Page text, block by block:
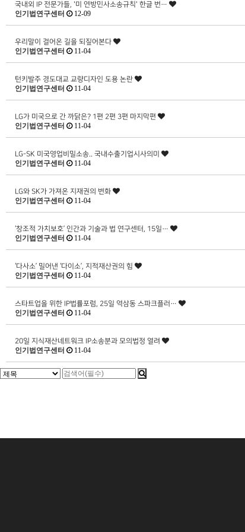
국내외 IP 전문가들, '미 연방민사소송규칙' 한글 번…
인기법연구센터 12-09
우리말이 걸어온 길을 되짚어본다
인기법연구센터 11-04
턴키발주 경도대교 교량디자인 도용 논란
인기법연구센터 11-04
LG가 미국으로 간 까닭은? 1편 2편 3편 마지막편
인기법연구센터 11-04
LG-SK 미국영업비밀소송.. 국내수출기업시사의미
인기법연구센터 11-04
LG와 SK가 가져온 지재권의 변화
인기법연구센터 11-04
‘창조적 가치보호’ 인간과 기술과 법 연구센터, 15일…
인기법연구센터 11-04
‘다사소’ 밀어낸 ‘다이소’, 지적재산권의 힘
인기법연구센터 11-04
스타트업을 위한 IP법률포럼, 25일 역삼동 스파크플러…
인기법연구센터 11-04
20일 지식재산네트워크 IP소송분과 모의법정 열려
인기법연구센터 11-04